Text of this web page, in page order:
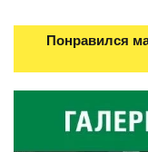
Понравился